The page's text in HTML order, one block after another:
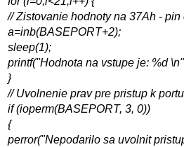
// Zistovanie hodnoty na 37Ah - pin
a=inb(BASEPORT+2);
sleep(1);
printf("Hodnota na vstupe je: %d
}
// Uvolnenie prav pre pristup k portu
if (ioperm(BASEPORT, 3, 0))
{
perror("Nepodarilo sa uvolnit